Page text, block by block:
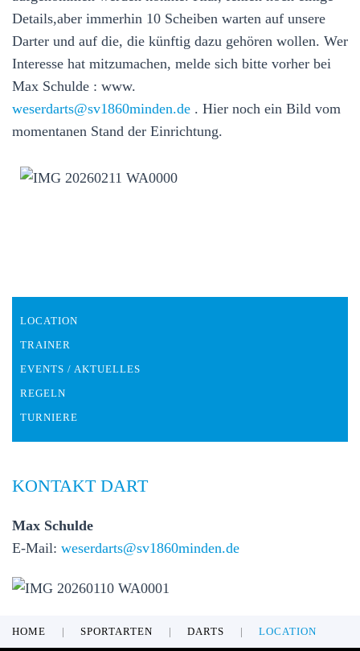
Details,aber immerhin 10 Scheiben warten auf unsere
Darter und auf die, die künftig dazu gehören wollen. Wer
Interesse hat mitzumachen, melde sich bitte vorher bei
Max Schulde : www.
weserdarts@sv1860minden.de . Hier noch ein Bild vom
momentanen Stand der Einrichtung.
LOCATION
TRAINER
EVENTS / AKTUELLES
REGELN
TURNIERE
KONTAKT DART
Max Schulde
E-Mail: weserdarts@sv1860minden.de
HOME SPORTARTEN DARTS LOCATION